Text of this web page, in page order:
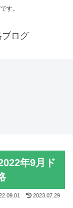
す。
ログ
年9月ド
2023.07.29